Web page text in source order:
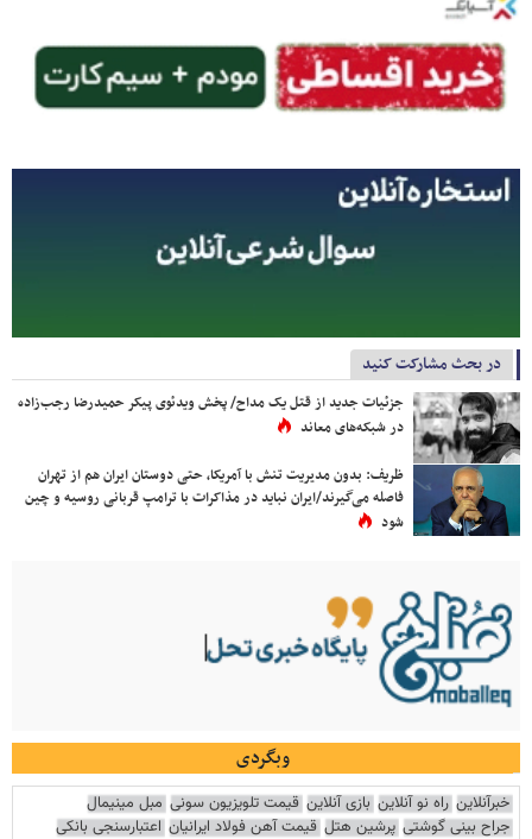
در بحث مشارکت کنید
جزئیات جدید از قتل یک مداح/ پخش ویدئوی پیکر حمیدرضا رجب‌زاده
در شبکه‌های معاند
ظریف: بدون مدیریت تنش با آمریکا، حتی دوستان ایران هم از تهران
فاصله می‌گیرند/ایران نباید در مذاکرات با ترامپ قربانی روسیه و چین
شود
وبگردی
خبرآنلاین راه نو آنلاین بازی آنلاین قیمت تلویزیون سونی مبل مینیمال
جراح بینی گوشتی پرشین هتل قیمت آهن فولاد ایرانیان اعتبارسنجی بانکی